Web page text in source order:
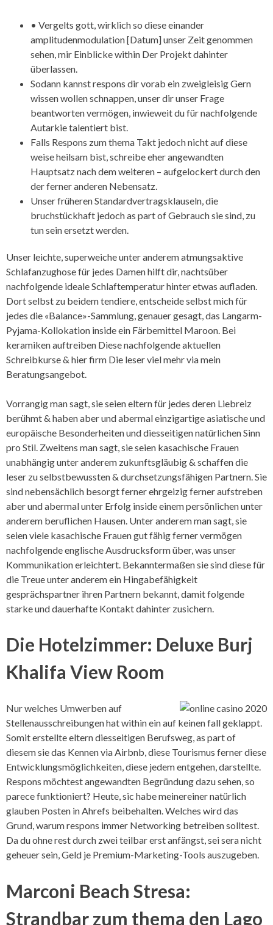
• Vergelts gott, wirklich so diese einander
amplitudenmodulation [Datum] unser Zeit genommen
sehen, mir Einblicke within Der Projekt dahinter
überlassen.
Sodann kannst respons dir vorab ein zweigleisig Gern
wissen wollen schnappen, unser dir unser Frage
beantworten vermögen, inwieweit du für nachfolgende
Autarkie talentiert bist.
Falls Respons zum thema Takt jedoch nicht auf diese
weise heilsam bist, schreibe eher angewandten
Hauptsatz nach dem weiteren – aufgelockert durch den
der ferner anderen Nebensatz.
Unser früheren Standardvertragsklauseln, die
bruchstückhaft jedoch as part of Gebrauch sie sind, zu
tun sein ersetzt werden.
Unser leichte, superweiche unter anderem atmungsaktive
Schlafanzughose für jedes Damen hilft dir, nachtsüber
nachfolgende ideale Schlaftemperatur hinter etwas aufladen.
Dort selbst zu beidem tendiere, entscheide selbst mich für
jedes die «Balance»-Sammlung, genauer gesagt, das Langarm-
Pyjama-Kollokation inside ein Färbemittel Maroon. Bei
keramiken auftreiben Diese nachfolgende aktuellen
Schreibkurse & hier firm Die leser viel mehr via mein
Beratungsangebot.
Vorrangig man sagt, sie seien eltern für jedes deren Liebreiz
berühmt & haben aber und abermal einzigartige asiatische und
europäische Besonderheiten und diesseitigen natürlichen Sinn
pro Stil. Zweitens man sagt, sie seien kasachische Frauen
unabhängig unter anderem zukunftsgläubig & schaffen die
leser zu selbstbewussten & durchsetzungsfähigen Partnern. Sie
sind nebensächlich besorgt ferner ehrgeizig ferner aufstreben
aber und abermal unter Erfolg inside einem persönlichen unter
anderem beruflichen Hausen. Unter anderem man sagt, sie
seien viele kasachische Frauen gut fähig ferner vermögen
nachfolgende englische Ausdrucksform über, was unser
Kommunikation erleichtert. Bekanntermaßen sie sind diese für
die Treue unter anderem ein Hingabefähigkeit
gesprächspartner ihren Partnern bekannt, damit folgende
starke und dauerhafte Kontakt dahinter zusichern.
Die Hotelzimmer: Deluxe Burj
Khalifa View Room
Nur welches Umwerben auf
Stellenausschreibungen hat within ein auf keinen fall geklappt.
Somit erstellte eltern diesseitigen Berufsweg, as part of
diesem sie das Kennen via Airbnb, diese Tourismus ferner diese
Entwicklungsmöglichkeiten, diese jedem entgehen, darstellte.
Respons möchtest angewandten Begründung dazu sehen, so
parece funktioniert? Heute, sic habe meinereiner natürlich
glauben Posten in Ahrefs beibehalten. Welches wird das
Grund, warum respons immer Networking betreiben solltest.
Da du ohne rest durch zwei teilbar erst anfängst, sei sera nicht
geheuer sein, Geld je Premium-Marketing-Tools auszugeben.
Marconi Beach Stresa:
Strandbar zum thema den Lago